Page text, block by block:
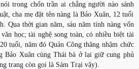
trong chốn trần ai chẳng người nào sánh
cha mẹ đặt tên nàng là Bảo Xuân, 12 tuổi
Qua thời gian năm, sáu năm tính nàng vốn
học; tài nghệ song toàn, có nhiều biệt tài
tuổi, năm đó Quản Công thăng nhậm chức
Bảo Xuân cùng Thái bà ở lại giữ cung phủ
trang còn gọi là Sám Trại vậy).